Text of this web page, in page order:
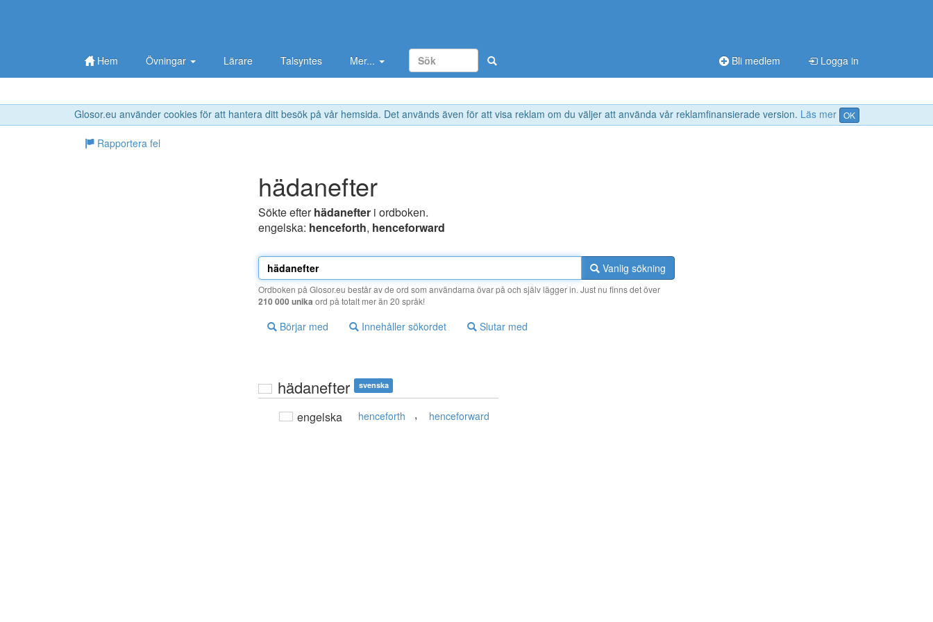
Glosor.eu använder cookies för att hantera ditt besök på vår hemsida. Det används även för att visa reklam om du väljer att använda vår reklamfinansierade version. Läs mer OK
Hem Övningar Lärare Talsyntes Mer... Bli medlem Logga in
Rapportera fel
hädanefter
Sökte efterhädanefter i ordboken.
engelska: henceforth, henceforward
Vanlig sökning
Ordboken på Glosor.eu består av de ord som användarna övar på och själv lägger in. Just nu finns det över
210 000 unika ord på totalt mer än 20 språk!
Börjar med Innehåller sökordet Slutar med
hädanefter svenska
engelska henceforth , henceforward